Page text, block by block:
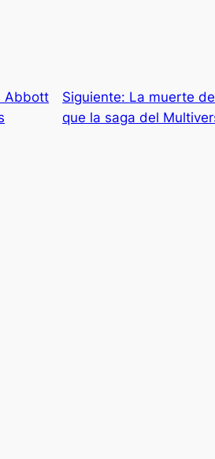
Abbott
Siguiente: La muerte
que la saga del